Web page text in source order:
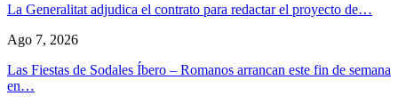
La Generalitat adjudica el contrato para redactar el proyecto de…
Ago 7, 2026
Las Fiestas de Sodales Íbero – Romanos arrancan este fin de semana
en…